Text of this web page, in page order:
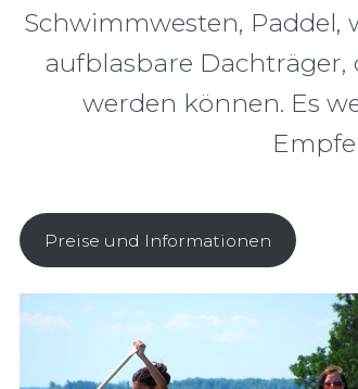
Schwimmwesten, Paddel,
aufblasbare Dachträger,
werden können. Es
Preise und Informationen